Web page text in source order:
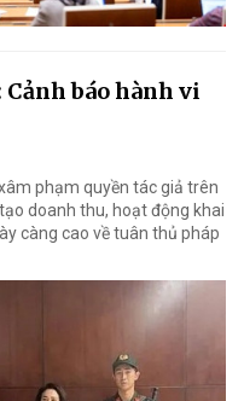
báo hành vi
phạm quyền tác giả trên
doanh thu, hoạt động khai
càng cao về tuân thủ pháp